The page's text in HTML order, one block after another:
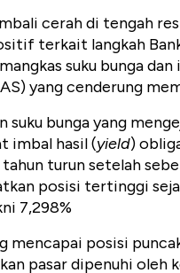
cerah di tengah
terkait langkah
suku bunga
yang cenderung
suku bunga yang
imbal hasil (yield)
turun setelah
posisi tertinggi
7,298%
mencapai posisi
pasar dipenuhi oleh